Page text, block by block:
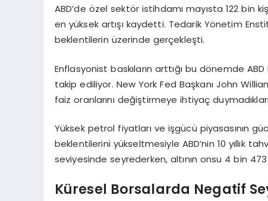
ABD’de özel sektör istihdamı mayısta 122 bin
en yüksek artışı kaydetti. Tedarik Yönetim
beklentilerin üzerinde gerçekleşti.
Enflasyonist baskıların arttığı bu dönemde
takip ediliyor. New York Fed Başkanı John
faiz oranlarını değiştirmeye ihtiyaç
Yüksek petrol fiyatları ve işgücü piyasasının
beklentilerini yükseltmesiyle ABD’nin 10 yıllık
seviyesinde seyrederken, altının onsu 4 bin
Küresel Borsalarda Negatif